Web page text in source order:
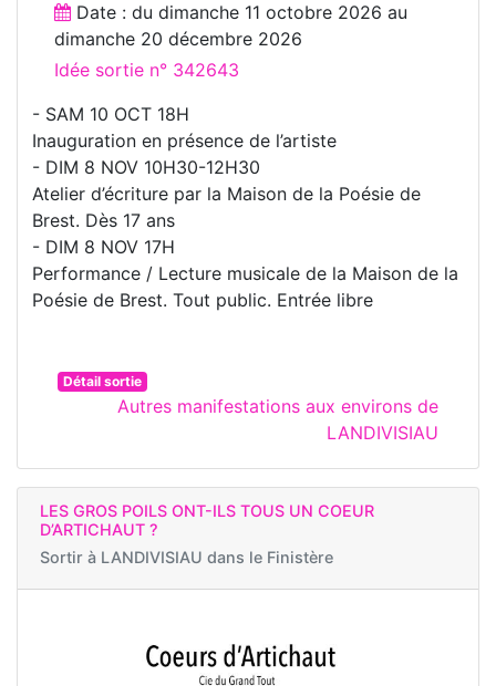
Date : du dimanche 11 octobre 2026 au
dimanche 20 décembre 2026
Idée sortie n° 342643
- SAM 10 OCT 18H
Inauguration en présence de l’artiste
- DIM 8 NOV 10H30-12H30
Atelier d’écriture par la Maison de la Poésie de
Brest. Dès 17 ans
- DIM 8 NOV 17H
Performance / Lecture musicale de la Maison de la
Poésie de Brest. Tout public. Entrée libre
Détail sortie
Autres manifestations aux environs de
LANDIVISIAU
LES GROS POILS ONT-ILS TOUS UN COEUR
D’ARTICHAUT ?
Sortir à LANDIVISIAU dans le Finistère